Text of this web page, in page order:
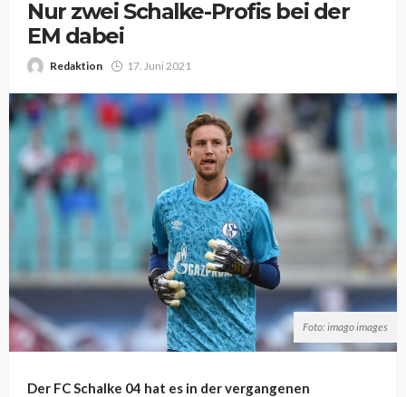
Nur zwei Schalke-Profis bei der
EM dabei
Redaktion 17. Juni 2021
Foto: imago images
Der FC Schalke 04 hat es in der vergangenen